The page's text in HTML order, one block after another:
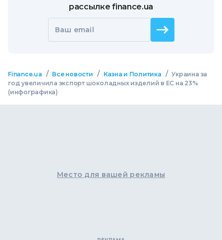
рассылке finance.ua
Ваш email
Finance.ua / Все новости / Казна и Политика / Украина за
год увеличила экспорт шоколадных изделий в ЕС на 23%
(инфографика)
Место для вашей рекламы